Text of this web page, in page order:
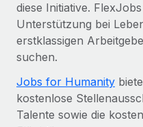
diese Initiative.
Unterstützung bei
erstklassigen
suchen.
Jobs for Humanity
kostenlose
Talente sowie die